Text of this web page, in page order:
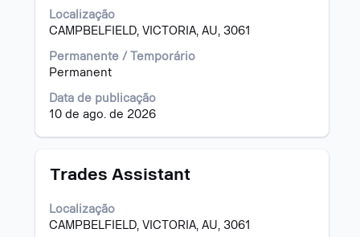
Localização
CAMPBELFIELD, VICTORIA, AU, 3061
Permanente / Temporário
Permanent
Data de publicação
10 de ago. de 2026
vaga
com
barra
de
pressionada
para
visualizar
as
informações
dela.
Título
Trades Assistant
Localização
CAMPBELFIELD, VICTORIA, AU, 3061
Selecione
vaga
com